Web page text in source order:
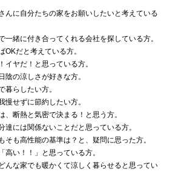
んに自分たちの家をお願いしたいと考えている
一緒に付き合ってくれる会社を探している方。
OKだと考えている方。
イヤだ！と思っている方。
陰の涼しさが好きな方。
暮らしたい方。
慢せずに節約したい方。
、断熱と気密で決まる！と思う方。
達には関係ないことだと思っている方。
そも高性能の基準は？と、疑問に思った方。
高い！！」と思っている方。
んな家でも暖かくて涼しく暮らせると思ってい